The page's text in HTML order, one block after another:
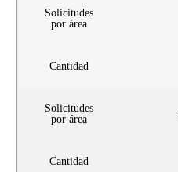
Solicitudes
por área
Cantidad
Solicitudes
por área
Cantidad